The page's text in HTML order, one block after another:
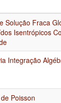
Solução Fraca
Isentrópicos
Integração
Poisson